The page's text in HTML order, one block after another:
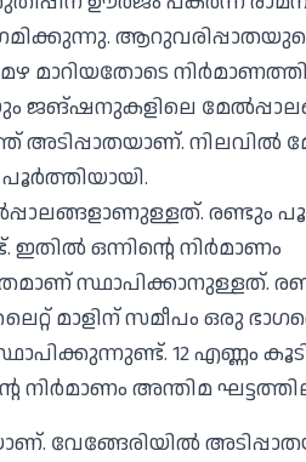
മാറിയതോടെ
ജങ്‌ഷനുകളിലെ
അടിപ്പാതയാണ്‌. നിലവിൽ
രണ്ടും
ഒന്നിന്റെ നിർമാണം
സ്ഥാപിക്കാനുള്ളത്‌.
മാളിന്‌ സമീപം ഒരു
12 എണ്ണം
അന്തിമ
വേങ്ങേരിയിൽ